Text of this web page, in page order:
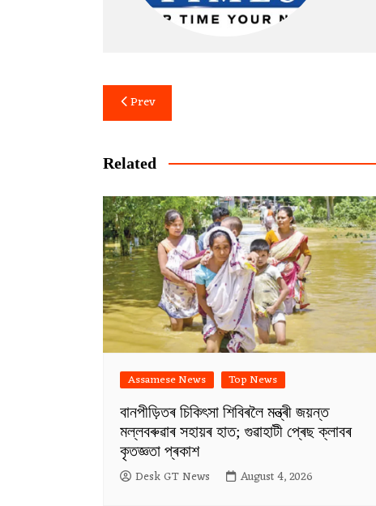
Post
navigation
Prev
Related
Assamese News Top News
বানপীড়িতৰ চিকিৎসা শিবিৰলৈ মন্ত্ৰী জয়ন্ত
মল্লবৰুৱাৰ সহায়ৰ হাত; গুৱাহাটী প্ৰেছ ক্লাবৰ
কৃতজ্ঞতা প্ৰকাশ
Desk GT News August 4, 2026